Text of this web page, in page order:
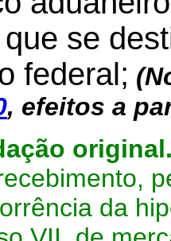
se
federal;
, efeitos a
original
da